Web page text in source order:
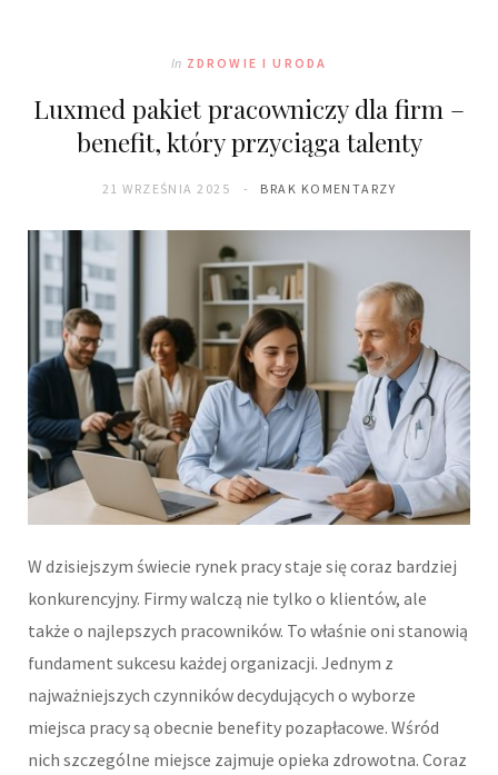
In ZDROWIE I URODA
Luxmed pakiet pracowniczy dla firm –
benefit, który przyciąga talenty
21 WRZEŚNIA 2025 BRAK KOMENTARZY
W dzisiejszym świecie rynek pracy staje się coraz bardziej
konkurencyjny. Firmy walczą nie tylko o klientów, ale
także o najlepszych pracowników. To właśnie oni stanowią
fundament sukcesu każdej organizacji. Jednym z
najważniejszych czynników decydujących o wyborze
miejsca pracy są obecnie benefity pozapłacowe. Wśród
nich szczególne miejsce zajmuje opieka zdrowotna. Coraz